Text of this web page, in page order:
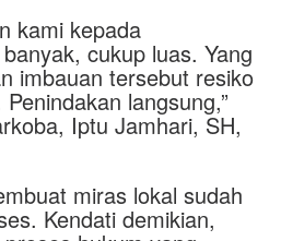
kami kepada
cukup luas. Yang
imbauan tersebut resiko
langsung,”
Iptu Jamhari, SH,
miras lokal sudah
Kendati demikian,